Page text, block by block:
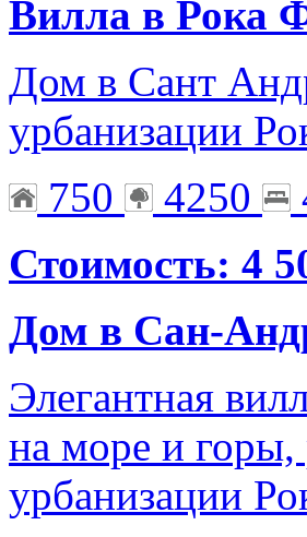
Вилла в Рока
Дом в Сант
урбанизации
750
4250
Стоимость: 4
Дом в Сан-
Элегантная
на море и горы,
урбанизации